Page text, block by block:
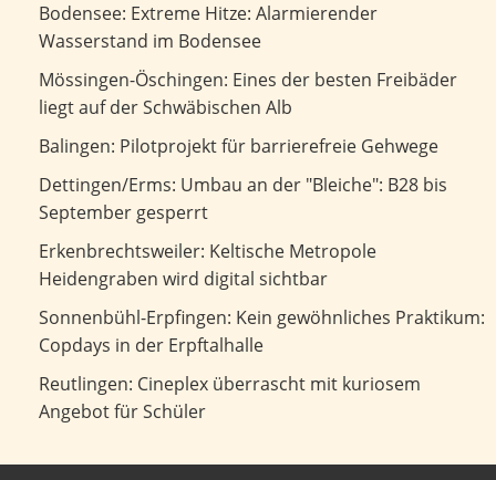
Extreme Hitze: Alarmierender Wasserstand im Bodensee
Bodensee: Extreme Hitze: Alarmierender
Wasserstand im Bodensee
Eines der besten Freibäder liegt auf der Schwäbischen Alb
Mössingen-Öschingen: Eines der besten Freibäder
liegt auf der Schwäbischen Alb
Pilotprojekt für barrierefreie Gehwege
Balingen: Pilotprojekt für barrierefreie Gehwege
Umbau an der "Bleiche": B28 bis September gesperrt
Dettingen/Erms: Umbau an der "Bleiche": B28 bis
September gesperrt
Keltische Metropole Heidengraben wird digital sichtbar
Erkenbrechtsweiler: Keltische Metropole
Heidengraben wird digital sichtbar
Kein gewöhnliches Praktikum: Copdays in der Erpftalhalle
Sonnenbühl-Erpfingen: Kein gewöhnliches Praktikum:
Copdays in der Erpftalhalle
Cineplex überrascht mit kuriosem Angebot für Schüler
Reutlingen: Cineplex überrascht mit kuriosem
Angebot für Schüler